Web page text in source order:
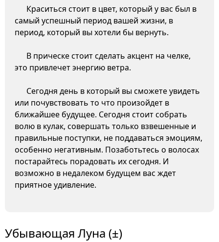
Краситься стоит в цвет, который у вас был в
самый успешный период вашей жизни, в
период, который вы хотели бы вернуть.
В прическе стоит сделать акцент на челке,
это привлечет энергию ветра.
Сегодня день в который вы сможете увидеть
или почувствовать то что произойдет в
ближайшее будущее. Сегодня стоит собрать
волю в кулак, совершать только взвешенные и
правильные поступки, не поддаваться эмоциям,
особенно негативным. Позаботьтесь о волосах
постарайтесь порадовать их сегодня. И
возможно в недалеком будущем вас ждет
приятное удивление.
Убывающая Луна (±)